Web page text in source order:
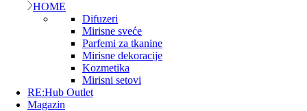
HOME
Difuzeri
Mirisne sveće
Parfemi za tkanine
Mirisne dekoracije
Kozmetika
Mirisni setovi
RE:Hub Outlet
Magazin